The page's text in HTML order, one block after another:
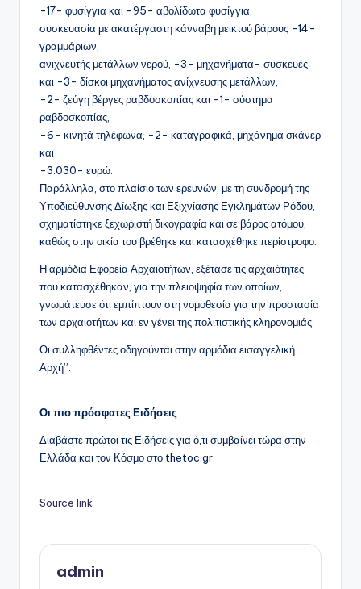
-17- φυσίγγια και -95- αβολίδωτα φυσίγγια,
συσκευασία με ακατέργαστη κάνναβη μεικτού βάρους -14-
γραμμάριων,
ανιχνευτής μετάλλων νερού, -3- μηχανήματα- συσκευές
και -3- δίσκοι μηχανήματος ανίχνευσης μετάλλων,
-2- ζεύγη βέργες ραβδοσκοπίας και -1- σύστημα
ραβδοσκοπίας,
-6- κινητά τηλέφωνα, -2- καταγραφικά, μηχάνημα σκάνερ
και
-3.030- ευρώ.
Παράλληλα, στο πλαίσιο των ερευνών, με τη συνδρομή της
Υποδιεύθυνσης Δίωξης και Εξιχνίασης Εγκλημάτων Ρόδου,
σχηματίστηκε ξεχωριστή δικογραφία και σε βάρος ατόμου,
καθώς στην οικία του βρέθηκε και κατασχέθηκε περίστροφο.
Η αρμόδια Εφορεία Αρχαιοτήτων, εξέτασε τις αρχαιότητες
που κατασχέθηκαν, για την πλειοψηφία των οποίων,
γνωμάτευσε ότι εμπίπτουν στη νομοθεσία για την προστασία
των αρχαιοτήτων και εν γένει της πολιτιστικής κληρονομιάς.
Οι συλληφθέντες οδηγούνται στην αρμόδια εισαγγελική
Αρχή”.
Οι πιο πρόσφατες Ειδήσεις
Διαβάστε πρώτοι τις Ειδήσεις για ό,τι συμβαίνει τώρα στην
Ελλάδα και τον Κόσμο στο thetoc.gr
Source link
admin